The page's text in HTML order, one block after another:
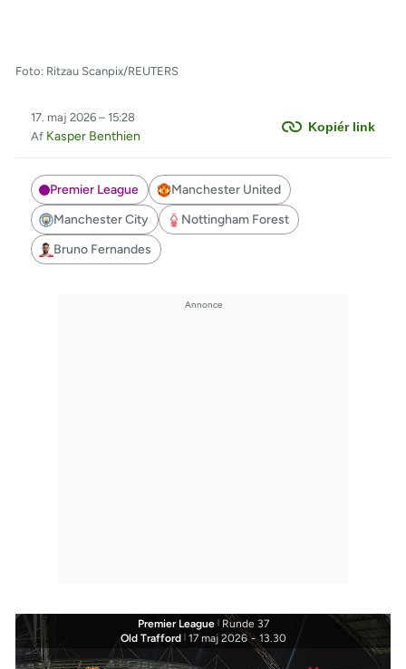
Foto: Ritzau Scanpix/REUTERS
Kopiér link
17. maj 2026 – 15:28
Af Kasper Benthien
Premier League
Manchester United
Manchester City
Nottingham Forest
Bruno Fernandes
Premier League | Runde 37
Old Trafford | 17 maj 2026 - 13.30